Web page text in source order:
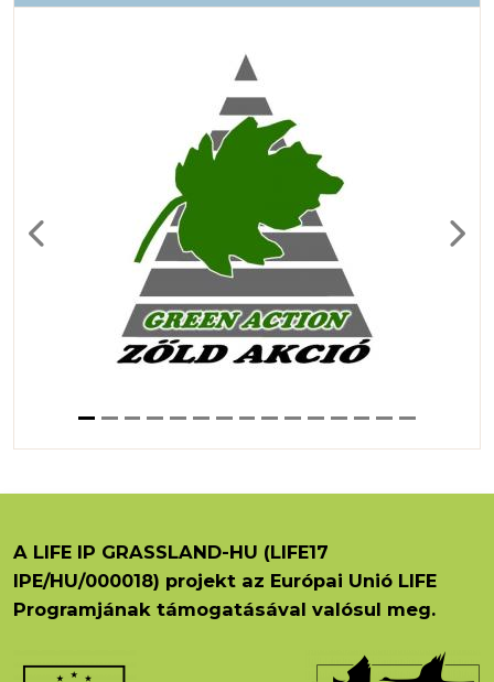
Previous Next
A LIFE IP GRASSLAND-HU (LIFE17
IPE/HU/000018) projekt az Európai Unió LIFE
Programjának támogatásával valósul meg.